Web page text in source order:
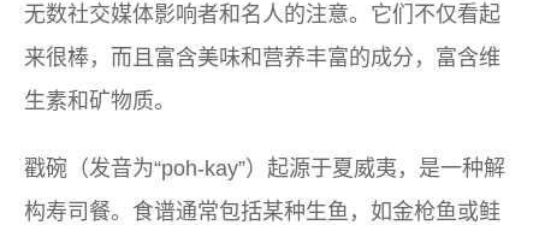
无数社交媒体影响者和名人的注意。它们不仅看起
来很棒，而且富含美味和营养丰富的成分，富含维
生素和矿物质。
戳碗（发音为“poh-kay”）起源于夏威夷，是一种解
构寿司餐。食谱通常包括某种生鱼，如金枪鱼或鲑